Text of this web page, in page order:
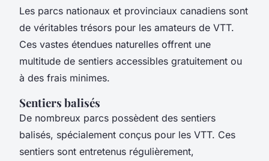
Les parcs nationaux et provinciaux canadiens sont
de véritables trésors pour les amateurs de VTT.
Ces vastes étendues naturelles offrent une
multitude de sentiers accessibles gratuitement ou
à des frais minimes.
Sentiers balisés
De nombreux parcs possèdent des sentiers
balisés, spécialement conçus pour les VTT. Ces
sentiers sont entretenus régulièrement,